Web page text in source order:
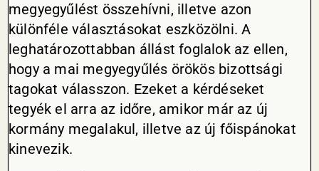
megyegyűlést összehívni, illetve azon
különféle választásokat eszközölni. A
leghatározottabban állást foglalok az ellen,
hogy a mai megyegyűlés örökös bizottsági
tagokat válasszon. Ezeket a kérdéseket
tegyék el arra az időre, amikor már az új
kormány megalakul, illetve az új főispánokat
kinevezik.